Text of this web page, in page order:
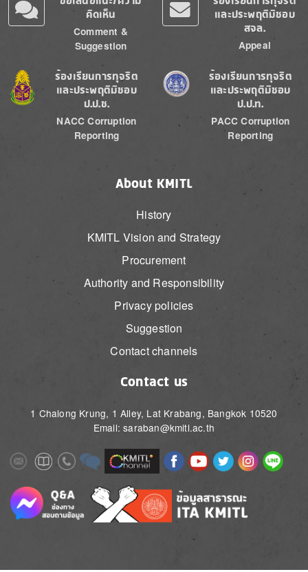
คิดเห็น
Comment &
Suggestion
และประพฤติมิชอบ
สจล.
Appeal
Image
ร้องเรียนการทุจริต
และประพฤติมิชอบ
ป.ป.ช.
NACC Corruption
Reporting
Image
ร้องเรียนการทุจริต
และประพฤติมิชอบ
ป.ป.ท.
PACC Corruption
Reporting
About KMITL
History
KMITL Vision and Strategy
Procurement
Authority and Responsibility
Privacy policies
Suggestion
Contact channels
Contact us
1 Chalong Krung, 1 Alley, Lat Krabang, Bangkok 10520
Email: saraban@kmitl.ac.th
ImageImageImageImage Image ImageImageImageImageImage
Image Image